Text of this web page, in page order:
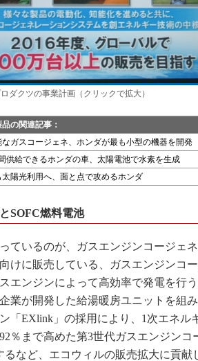
ダクツの事業計画（クリックで拡大）
の関連記事：
ガスコージェネ、ホンダが最も小型の機器を開発
供給できるホンダの車、太陽電池で水素を生成
陽光利用へ、面と点で攻めるホンダ
SOFC燃料電池
ているのが、ガスエンジンコージェ
けに販売している、ガスエンジンコ
エンジンによって高効率で発電を行
業が開発した給湯暖房ユニットを組
「EXlink」の採用により、1次エネル
％まで高めた第3世代ガスエンジンコ
るなど、エコウィルの販売拡大に貢献